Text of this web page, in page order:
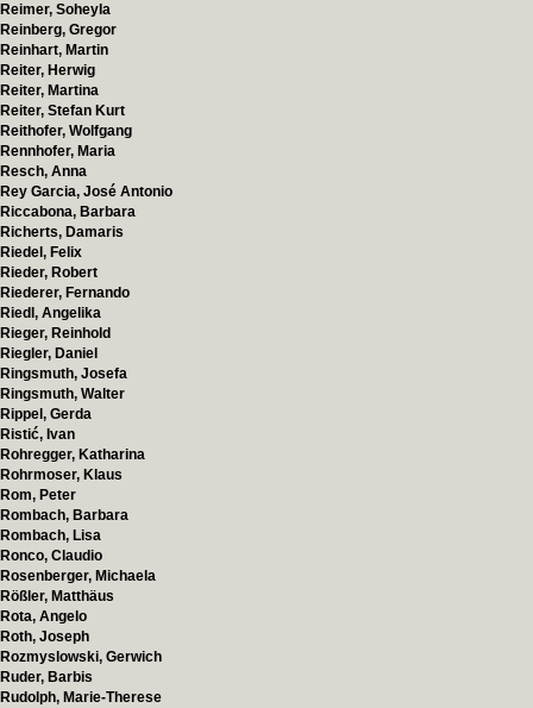
Reimer, Soheyla
Reinberg, Gregor
Reinhart, Martin
Reiter, Herwig
Reiter, Martina
Reiter, Stefan Kurt
Reithofer, Wolfgang
Rennhofer, Maria
Resch, Anna
Rey Garcia, José Antonio
Riccabona, Barbara
Richerts, Damaris
Riedel, Felix
Rieder, Robert
Riederer, Fernando
Riedl, Angelika
Rieger, Reinhold
Riegler, Daniel
Ringsmuth, Josefa
Ringsmuth, Walter
Rippel, Gerda
Ristić, Ivan
Rohregger, Katharina
Rohrmoser, Klaus
Rom, Peter
Rombach, Barbara
Rombach, Lisa
Ronco, Claudio
Rosenberger, Michaela
Rößler, Matthäus
Rota, Angelo
Roth, Joseph
Rozmyslowski, Gerwich
Ruder, Barbis
Rudolph, Marie-Therese